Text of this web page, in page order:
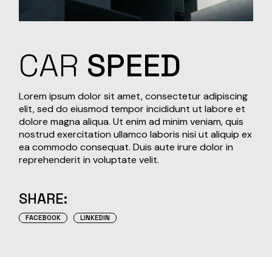
CAR SPEED
Lorem ipsum dolor sit amet, consectetur adipiscing
elit, sed do eiusmod tempor incididunt ut labore et
dolore magna aliqua. Ut enim ad minim veniam, quis
nostrud exercitation ullamco laboris nisi ut aliquip ex
ea commodo consequat. Duis aute irure dolor in
reprehenderit in voluptate velit.
SHARE:
FACEBOOK LINKEDIN